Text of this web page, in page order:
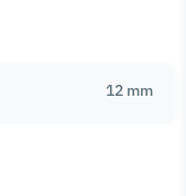
12 mm